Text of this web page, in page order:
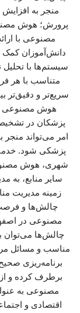
منجر به
پرورش؛ هوش
مصنوعی با
دانش‌آموزان کمک
سیستم‌ها با
متناسب با هر
سریع‌تر و دقیق‌تر
هوش مصنوعی
پزشکان در
امر می‌تواند
پزشکی شود.
شهری، هوش
سایر منابع، به
زمینه مدیریت
چالش‌ها و
مصنوعی در
چالش‌ها می‌توان
مناسب و مسائل
برنامه‌ریزی
برطرف کرده و
مصنوعی به
اقتصادی و